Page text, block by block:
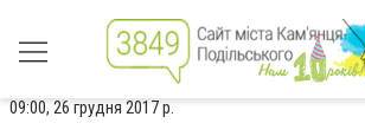
09:00, 26 грудня 2017 р.